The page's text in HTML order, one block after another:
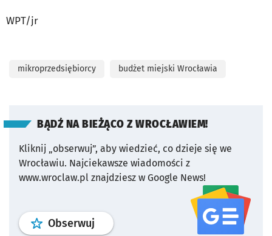
WPT/jr
mikroprzedsiębiorcy budżet miejski Wrocławia
BĄDŹ NA BIEŻĄCO Z WROCŁAWIEM!
Kliknij „obserwuj”, aby wiedzieć, co dzieje się we
Wrocławiu. Najciekawsze wiadomości z
www.wroclaw.pl znajdziesz w Google News!
Obserwuj profil serwisu